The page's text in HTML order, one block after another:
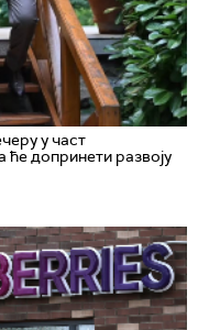
у част
допринети развоју